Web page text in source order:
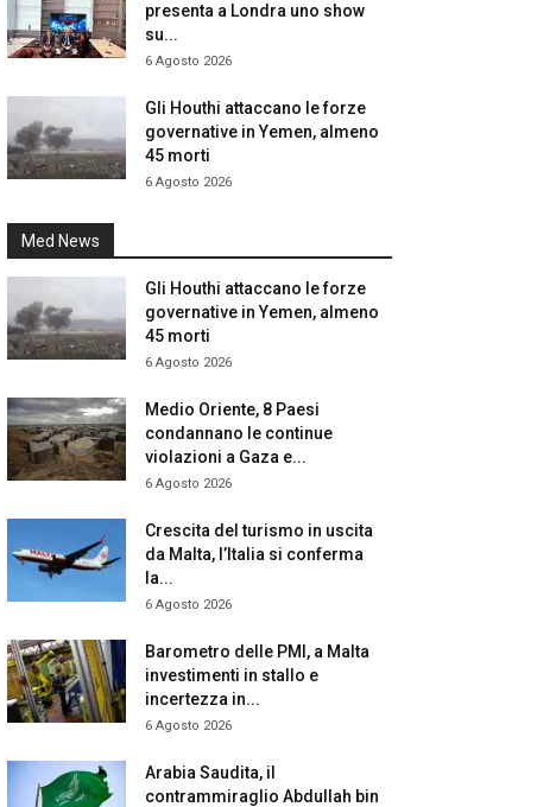
presenta a Londra uno show
su...
6 Agosto 2026
Gli Houthi attaccano le forze
governative in Yemen, almeno
45 morti
6 Agosto 2026
Med News
Gli Houthi attaccano le forze
governative in Yemen, almeno
45 morti
6 Agosto 2026
Medio Oriente, 8 Paesi
condannano le continue
violazioni a Gaza e...
6 Agosto 2026
Crescita del turismo in uscita
da Malta, l’Italia si conferma
la...
6 Agosto 2026
Barometro delle PMI, a Malta
investimenti in stallo e
incertezza in...
6 Agosto 2026
Arabia Saudita, il
contrammiraglio Abdullah bin